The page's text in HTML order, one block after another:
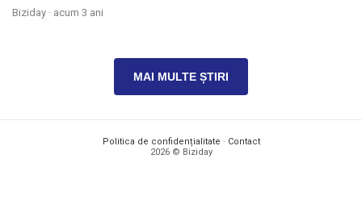
Biziday · acum 3 ani
MAI MULTE ȘTIRI
Politica de confidențialitate · Contact
2026 © Biziday